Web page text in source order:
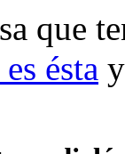
que
ésta